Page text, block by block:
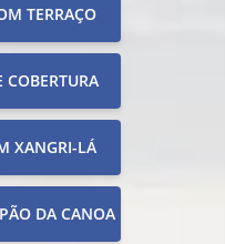
TERRAÇO
COBERTURA
XANGRI-LÁ
DA CANOA